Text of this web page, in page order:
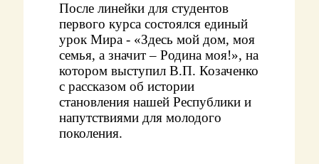
После линейки для студентов
первого курса состоялся единый
урок Мира - «Здесь мой дом, моя
семья, а значит – Родина моя!», на
котором выступил В.П. Козаченко
с рассказом об истории
становления нашей Республики и
напутствиями для молодого
поколения.